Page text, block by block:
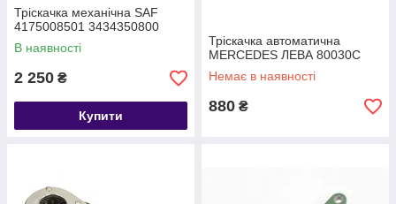
Тріскачка механічна SAF
4175008501 3434350800
В наявності
2 250 ₴
Купити
Тріскачка автоматична
MERCEDES ЛЕВА 80030С
Немає в наявності
880 ₴